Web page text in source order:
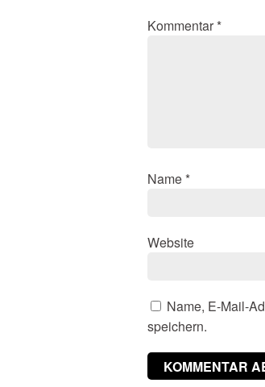
Kommentar *
Name *
Website
Name, E-Mail-
speichern.